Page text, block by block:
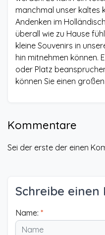
manchmal unser kaltes
Andenken im
überall wie zu Hause
kleine Souvenirs in
hin mitnehmen können.
oder Platz
können Sie einen
Kommentare
Sei der erste der einen
Schreibe
Name: *